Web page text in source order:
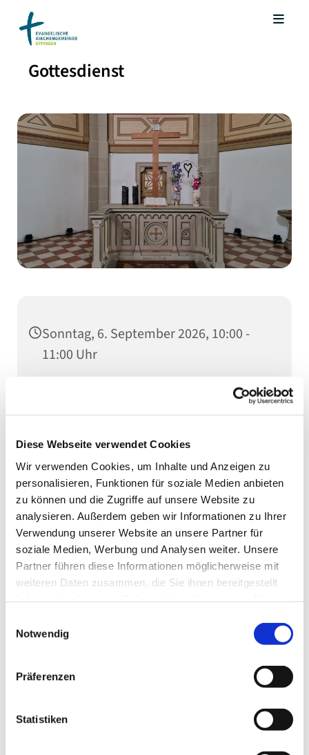
Diese Webseite verwendet Cookies
Wir verwenden Cookies, um Inhalte und Anzeigen zu
personalisieren, Funktionen für soziale Medien anbieten
zu können und die Zugriffe auf unsere Website zu
analysieren. Außerdem geben wir Informationen zu Ihrer
Verwendung unserer Website an unsere Partner für
soziale Medien, Werbung und Analysen weiter. Unsere
Partner führen diese Informationen möglicherweise mit
weiteren Daten zusammen, die Sie ihnen bereitgestellt
Notwendig
Präferenzen
Statistiken
Gottesdienst
Sonntag, 6. September 2026, 10:00 -
11:00 Uhr
Stadtkirche, Kaiserstraße 5, 75031
Eppingen
Familienreferentin Tabea Lunghamer